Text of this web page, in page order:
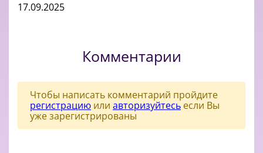
17.09.2025
Комментарии
Чтобы написать комментарий пройдите
регистрацию или авторизуйтесь если Вы
уже зарегистрированы